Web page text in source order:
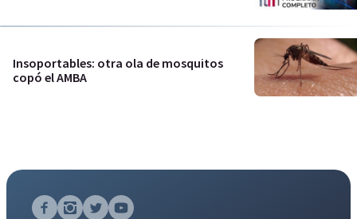
Insoportables: otra ola de mosquitos
copó el AMBA